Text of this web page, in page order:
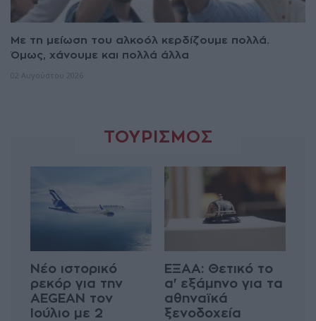
Με τη μείωση του αλκοόλ κερδίζουμε πολλά.
Όμως, χάνουμε και πολλά άλλα
02 Αυγούστου 2026
ΤΟΥΡΙΣΜΟΣ
Νέο ιστορικό
ρεκόρ για την
AEGEAN τον
Ιούλιο με 2
ΕΞΑΑ: Θετικό το
α' εξάμηνο για τα
αθηναϊκά
ξενοδοχεία